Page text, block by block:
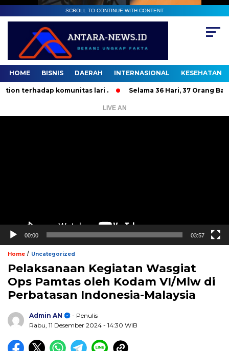
SCROLL TO CONTINUE WITH CONTENT
HOME BISNIS DAERAH INTERNASIONAL KESEHATAN
komunitas lari . Selama 36 Hari, 37 Orang Bandit
LIVE AN
00:00 03:57
Home / Uncategorized
Pelaksanaan Kegiatan Wasgiat
Ops Pamtas oleh Kodam VI/Mlw di
Perbatasan Indonesia-Malaysia
Admin AN
- Penulis
Rabu, 11 Desember 2024 - 14:30 WIB